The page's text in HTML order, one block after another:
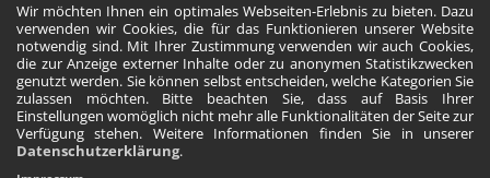
Wir möchten Ihnen ein optimales Webseiten-Erlebnis zu bieten. Dazu
verwenden wir Cookies, die für das Funktionieren unserer Website
notwendig sind. Mit Ihrer Zustimmung verwenden wir auch Cookies,
die zur Anzeige externer Inhalte oder zu anonymen Statistikzwecken
genutzt werden. Sie können selbst entscheiden, welche Kategorien Sie
zulassen möchten. Bitte beachten Sie, dass auf Basis Ihrer
Einstellungen womöglich nicht mehr alle Funktionalitäten der Seite zur
Verfügung stehen. Weitere Informationen finden Sie in unserer
Datenschutzerklärung.